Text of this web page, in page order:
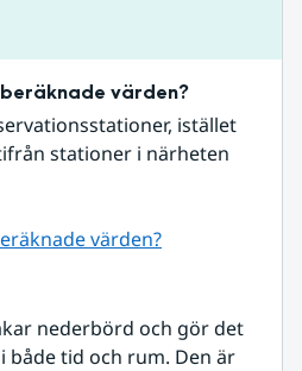
värden?
istället
stationer i närheten
värden?
nederbörd och gör det
både tid och rum. Den är